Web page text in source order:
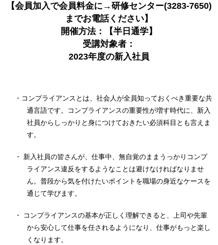
【会員加入で会員料金に→研修センター(3283-7650)
までお電話ください】
開催方法：【半日通学】
受講対象者：
2023年度の新入社員
・コンプライアンスとは、社会人が全員知っておくべき重要な共
通言語です。コンプライアンスの重要性が増す時代に、新入
社員からしっかりと身につけておきたい必須科目とも言えま
す。
・ 新入社員の皆さんが、仕事中、無自覚のままうっかりコンプ
ライアンス違反をするようなことは避けなければなりませ
ん。普段から気を付けたいポイントを職場の身近なケースを
通じて学びます。
・ コンプライアンスの基本が正しく理解できると、上司や先輩
から安心して仕事を任されるようになり、仕事がもっと楽し
くなります。